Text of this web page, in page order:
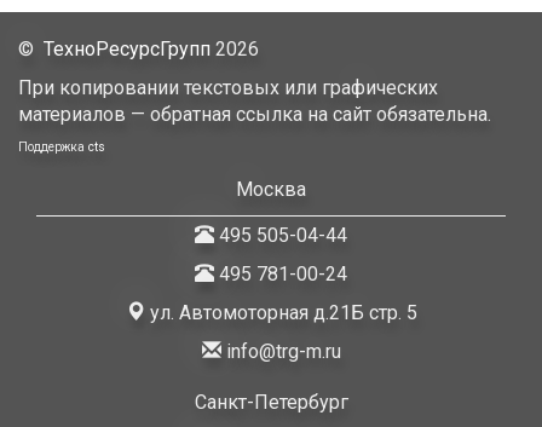
© ТехноРесурсГрупп 2026
При копировании текстовых или графических
материалов — обратная ссылка на сайт обязательна.
Поддержка cts
Москва
495 505-04-44
495 781-00-24
ул. Автомоторная д.21Б стр. 5
info@trg-m.ru
Санкт-Петербург